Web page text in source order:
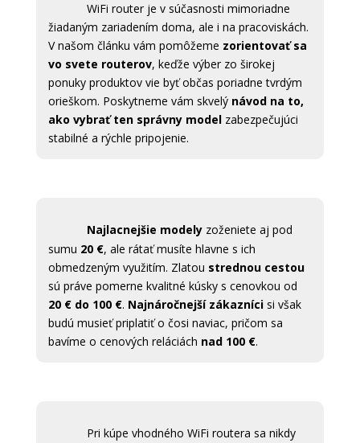
WiFi router je v súčasnosti mimoriadne
žiadaným zariadením doma, ale i na pracoviskách.
V našom článku vám pomôžeme zorientovať sa
vo svete routerov, keďže výber zo širokej
ponuky produktov vie byť občas poriadne tvrdým
orieškom. Poskytneme vám skvelý návod na to,
ako vybrať ten správny modelzabezpečujúci
stabilné a rýchle pripojenie.
Najlacnejšie modelyzoženiete aj pod
sumu 20 €, ale rátať musíte hlavne s ich
obmedzeným využitím. Zlatou strednou cestou
sú práve pomerne kvalitné kúsky s cenovkou od
20 € do 100 €. Najnáročnejší zákaznícisi však
budú musieť priplatiť o čosi naviac, pričom sa
bavíme o cenových reláciách nad 100 €.
Pri kúpe vhodného WiFi routera sa nikdy